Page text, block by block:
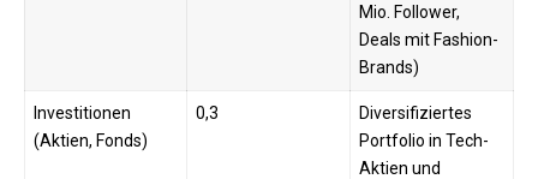
Mio. Follower,
Deals mit Fashion-
Brands) ​
Investitionen
(Aktien, Fonds)
0,3
Diversifiziertes
Portfolio in Tech-
Aktien und